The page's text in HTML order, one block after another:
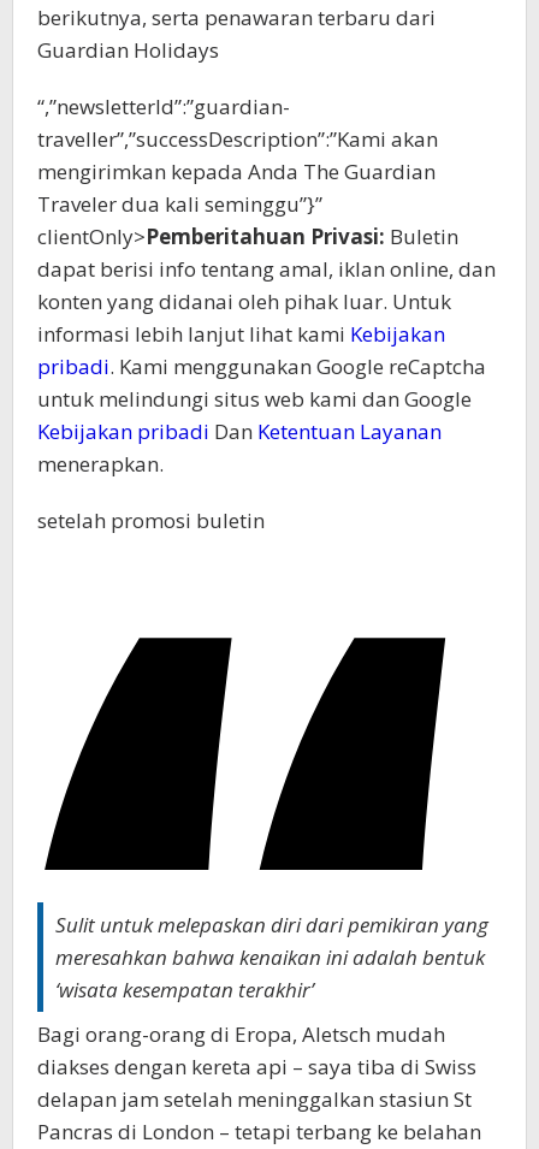
berikutnya, serta penawaran terbaru dari
Guardian Holidays
“,”newsletterId”:”guardian-
traveller”,”successDescription”:”Kami akan
mengirimkan kepada Anda The Guardian
Traveler dua kali seminggu”}”
clientOnly>Pemberitahuan Privasi: Buletin
dapat berisi info tentang amal, iklan online, dan
konten yang didanai oleh pihak luar. Untuk
informasi lebih lanjut lihat kami Kebijakan
pribadi. Kami menggunakan Google reCaptcha
untuk melindungi situs web kami dan Google
Kebijakan pribadi Dan Ketentuan Layanan
menerapkan.
setelah promosi buletin
Sulit untuk melepaskan diri dari pemikiran yang
meresahkan bahwa kenaikan ini adalah bentuk
‘wisata kesempatan terakhir’
Bagi orang-orang di Eropa, Aletsch mudah
diakses dengan kereta api – saya tiba di Swiss
delapan jam setelah meninggalkan stasiun St
Pancras di London – tetapi terbang ke belahan